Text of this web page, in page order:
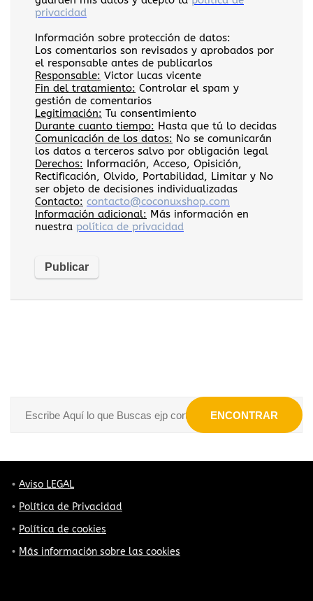
privacidad
Información sobre protección de datos:
Los comentarios son revisados y aprobados por
el responsable antes de publicarlos
Responsable: Victor lucas vicente
Fin del tratamiento: Controlar el spam y
gestión de comentarios
Legitimación: Tu consentimiento
Durante cuanto tiempo: Hasta que tú lo decidas
Comunicación de los datos: No se comunicarán
los datos a terceros salvo por obligación legal
Derechos: Información, Acceso, Opisición,
Rectificación, Olvido, Portabilidad, Limitar y No
ser objeto de decisiones individualizadas
Contacto: contacto@coconuxshop.com
Información adicional: Más información en
nuestra política de privacidad
ENCONTRAR
Aviso LEGAL
Política de Privacidad
Política de cookies
Más información sobre las cookies